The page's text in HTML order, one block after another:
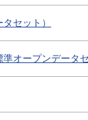
セット）
オープンデータセ